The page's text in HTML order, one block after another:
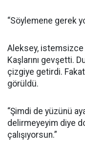
“Söylemene gerek
Aleksey, istemsizce
Kaşlarını gevşetti.
çizgiye getirdi.
görüldü.
“Şimdi de yüzünü
delirmeyeyim diye
çalışıyorsun.”